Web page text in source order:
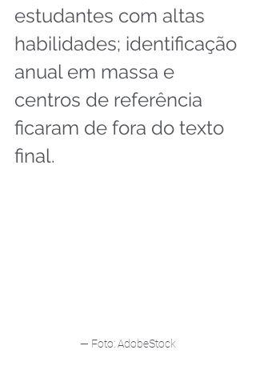
estudantes com altas
habilidades; identificação
anual em massa e
centros de referência
ficaram de fora do texto
final.
— Foto: AdobeStock